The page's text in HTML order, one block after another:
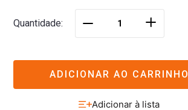
Quantidade ＋
ADICIONAR AO CARRINHO